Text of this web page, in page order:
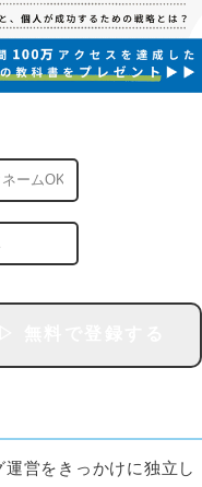
営をきっかけに独立し